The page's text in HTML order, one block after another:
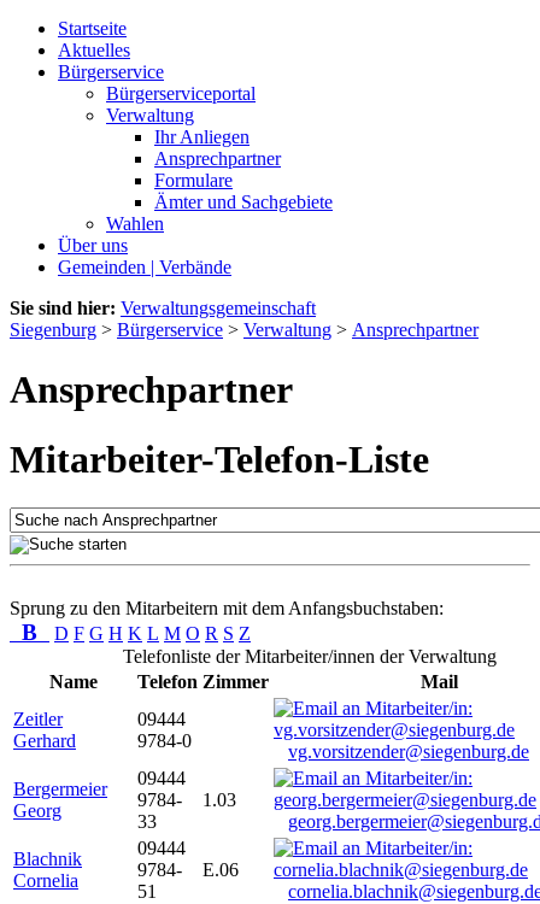
Startseite
Aktuelles
Bürgerservice
Bürgerserviceportal
Verwaltung
Ihr Anliegen
Ansprechpartner
Formulare
Ämter und Sachgebiete
Wahlen
Über uns
Gemeinden | Verbände
Sie sind hier: Verwaltungsgemeinschaft
Siegenburg > Bürgerservice > Verwaltung > Ansprechpartner
Ansprechpartner
Mitarbeiter-Telefon-Liste
Sprung zu den Mitarbeitern mit dem Anfangsbuchstaben:
B D F G H K L M O R S Z
Telefonliste der Mitarbeiter/innen der Verwaltung
Name
Telefon Zimmer
Mail
Zeitler
Gerhard
09444
9784-0
vg.vorsitzender@siegenburg.de
Bergermeier
Georg
09444
9784-
33
1.03
Blachnik
Cornelia
09444
9784-
51
E.06